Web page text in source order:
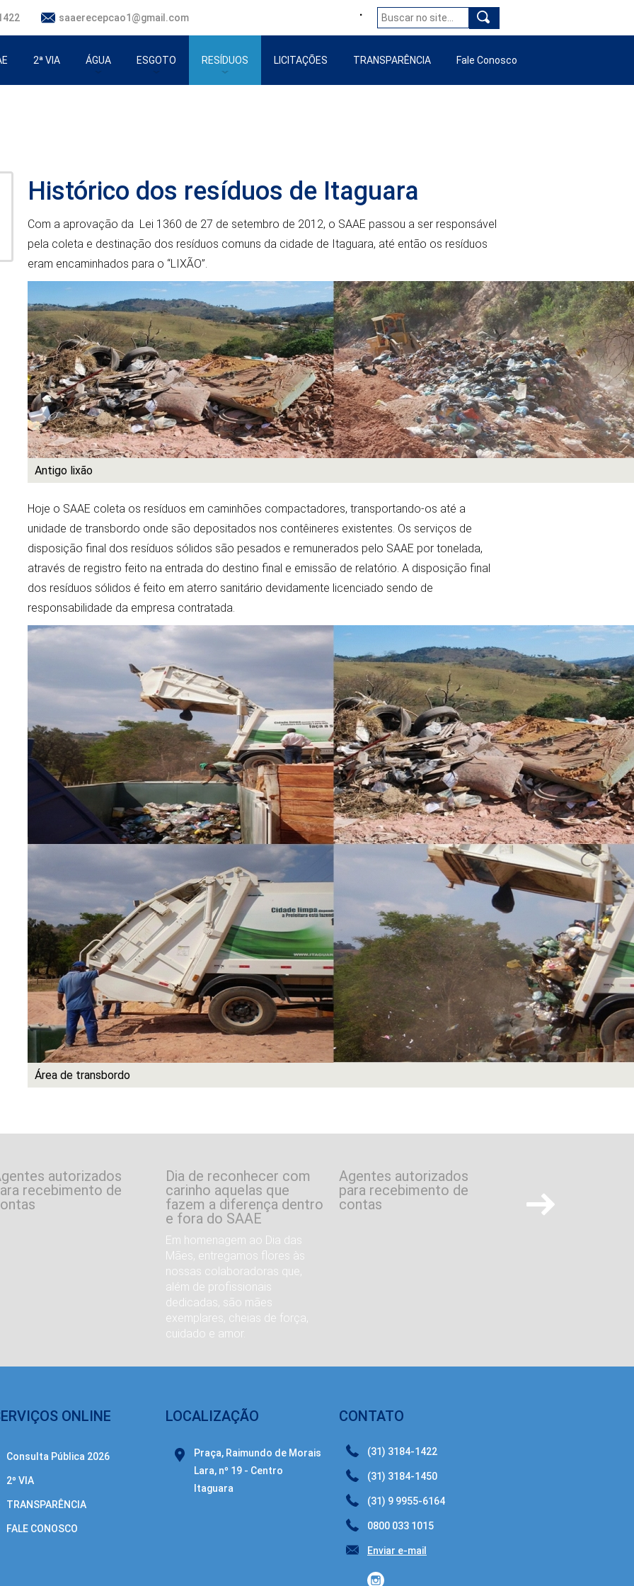
saaerecepcao1@gmail.com
2ª VIA ÁGUA ESGOTO RESÍDUOS LICITAÇÕES TRANSPARÊNCIA Fale Conosco
Histórico dos resíduos de Itaguara
Com a aprovação da Lei 1360 de 27 de setembro de 2012, o SAAE passou a ser responsável
pela coleta e destinação dos resíduos comuns da cidade de Itaguara, até então os resíduos
eram encaminhados para o “LIXÃO”.
Antigo lixão
Hoje o SAAE coleta os resíduos em caminhões compactadores, transportando-os até a
unidade de transbordo onde são depositados nos contêineres existentes. Os serviços de
disposição final dos resíduos sólidos são pesados e remunerados pelo SAAE por tonelada,
através de registro feito na entrada do destino final e emissão de relatório. A disposição final
dos resíduos sólidos é feito em aterro sanitário devidamente licenciado sendo de
responsabilidade da empresa contratada.
Área de transbordo
autorizados
recebimento de
Dia de reconhecer com
carinho aquelas que
fazem a diferença dentro
e fora do SAAE
Em homenagem ao Dia das
Mães, entregamos flores às
nossas colaboradoras que,
além de profissionais
dedicadas, são mães
exemplares, cheias de força,
cuidado e amor.
Agentes autorizados
para recebimento de
contas
ONLINE
Consulta Pública 2026
2º VIA
TRANSPARÊNCIA
FALE CONOSCO
LOCALIZAÇÃO
Praça, Raimundo de Morais
Lara, nº 19 - Centro
Itaguara
CONTATO
(31) 3184-1422
(31) 3184-1450
(31) 9 9955-6164
0800 033 1015
Enviar e-mail